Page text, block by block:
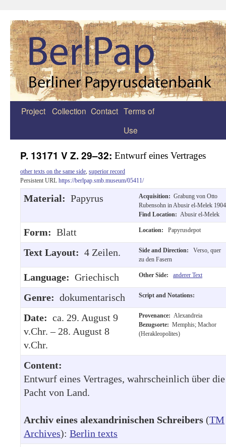
Zum
Project Collection Contact Terms of
Use
P. 13171 V Z. 29–32: Entwurf eines Vertrages
other texts on the same side superior record
Persistent URL https://berlpap.smb.museum/05411/
Material: Papyrus Acquisition: Grabung von Otto
Rubensohn in Abusir el-Melek
Find Location: Abusir el-Melek
Form: Blatt Location: Papyrusdepot
Text Layout: 4 Zeilen. Side and Direction:
Verso, quer
zu den Fasern
Language: Griechisch Other Side: anderer Text
Genre: dokumentarisch Script and Notations:
Date: ca. 29. August 9
v.Chr. – 28. August 8
v.Chr.
Provenance: Alexandreia
Bezugsorte: Memphis; Machor
(Herakleopolites)
Content:
Entwurf eines Vertrages, wahrscheinlich über die
Pacht von Land.
Archiv eines alexandrinischen Schreibers (TM
Archives): Berlin texts